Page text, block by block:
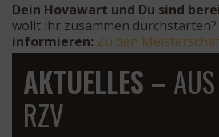
Dein Hovawart und Du sind
wollt ihr zusammen durchstarten?
informieren: Zu den
AKTUELLES –
RZV